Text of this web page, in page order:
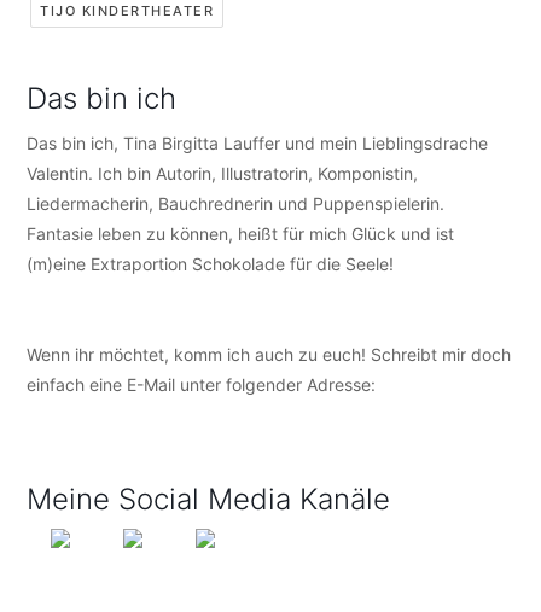
TIJO KINDERTHEATER
Das bin ich
Das bin ich, Tina Birgitta Lauffer und mein Lieblingsdrache
Valentin. Ich bin Autorin, Illustratorin, Komponistin,
Liedermacherin, Bauchrednerin und Puppenspielerin.
Fantasie leben zu können, heißt für mich Glück und ist
(m)eine Extraportion Schokolade für die Seele!
Wenn ihr möchtet, komm ich auch zu euch! Schreibt mir doch
einfach eine E-Mail unter folgender Adresse:
Meine Social Media Kanäle